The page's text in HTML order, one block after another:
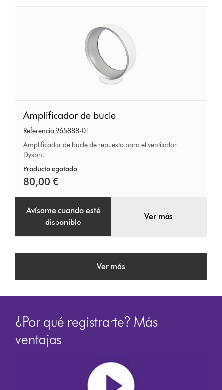
de
bucle
Amplificador de bucle
Referencia 965888-01
Amplificador de bucle de repuesto para el ventilador
Dyson.
Producto agotado
80,00 €
Avísame cuando esté
disponible
Ver más
Ver más
¿Por qué registrarte? Más
ventajas